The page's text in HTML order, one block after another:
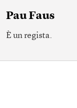
Pau Faus
È un regista.